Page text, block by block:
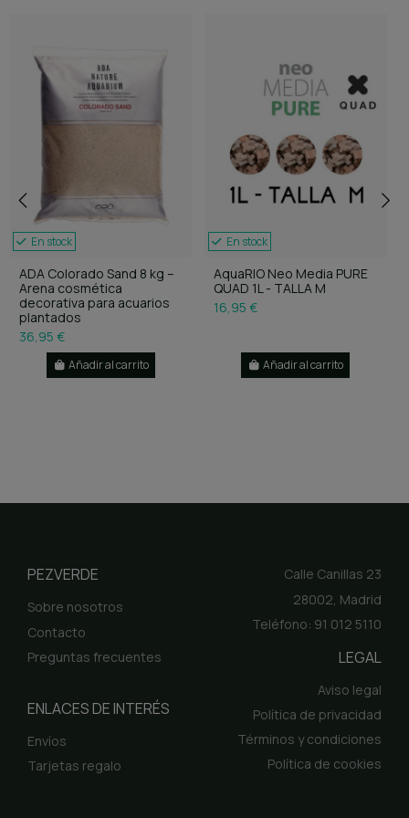
En stock
ADA Colorado Sand 8 kg –
Arena cosmética
decorativa para acuarios
plantados
36,95 €
Añadir al carrito
En stock
AquaRIO Neo Media PURE
QUAD 1L - TALLA M
16,95 €
Añadir al carrito
PEZVERDE
Sobre nosotros
Contacto
Preguntas frecuentes
ENLACES DE INTERÉS
Envíos
Tarjetas regalo
Calle Canillas 23
28002, Madrid
Teléfono: 91 012 5110
LEGAL
Aviso legal
Política de privacidad
Términos y condiciones
Política de cookies